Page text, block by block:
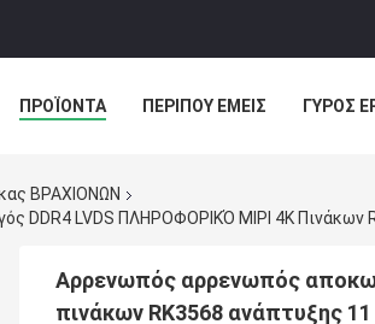
ΠΡΟΪΌΝΤΑ ΠΕΡΊΠΟΥ ΕΜΕΊΣ ΓΎΡΟΣ
ΒΡΑΧΙΟΝΩΝ
DDR4 LVDS ΠΛΗΡΟΦΟΡΙΚΌ MIPI 4K Πινάκων
Αρρενωπός αρρενωπός
πινάκων RK3568 ανάπτυξης